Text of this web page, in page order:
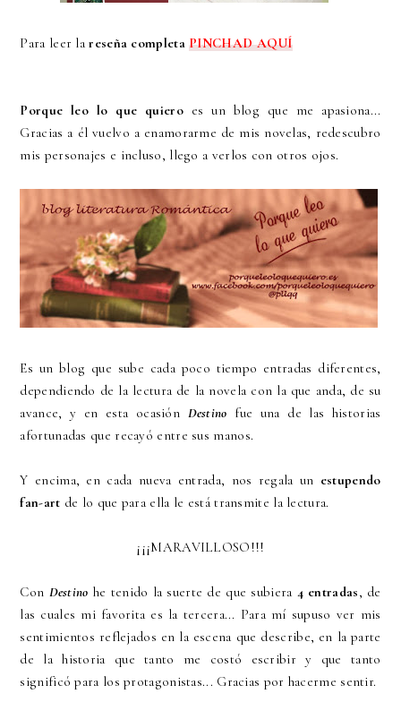
Para leer lareseña completaPINCHAD AQUÍ
Porque leo lo que quiero es un blog que me apasiona...
Gracias a él vuelvo a enamorarme de mis novelas, redescubro
mis personajes e incluso, llego a verlos con otros ojos.
Es un blog que sube cada poco tiempo entradas diferentes,
dependiendo de la lectura de la novela con la que anda, de su
avance, y en esta ocasión Destino fue una de las historias
afortunadas que recayó entre sus manos.
Y encima, en cada nueva entrada, nos regala un estupendo
fan-art de lo que para ella le está transmite la lectura.
¡¡¡MARAVILLOSO!!!
Con Destino he tenido la suerte de que subiera 4 entradas, de
las cuales mi favorita es la tercera... Para mí supuso ver mis
sentimientos reflejados en la escena que describe, en la parte
de la historia que tanto me costó escribir y que tanto
significó para los protagonistas... Gracias por hacerme sentir.